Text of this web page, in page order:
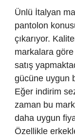
Ünlü İtalyan
pantolon
çıkarıyor.
markalara
satış
gücüne uygun
Eğer indirim
zaman bu
daha uygun
Özellikle